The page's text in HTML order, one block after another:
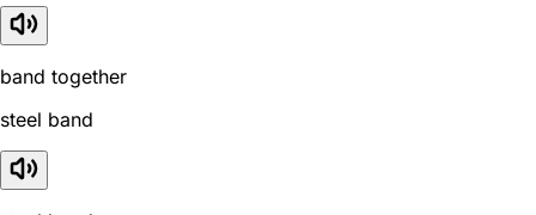
band together
steel band